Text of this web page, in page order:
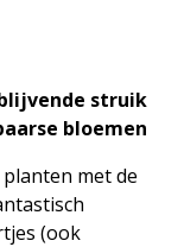
struik
bloemen
met de
(ook